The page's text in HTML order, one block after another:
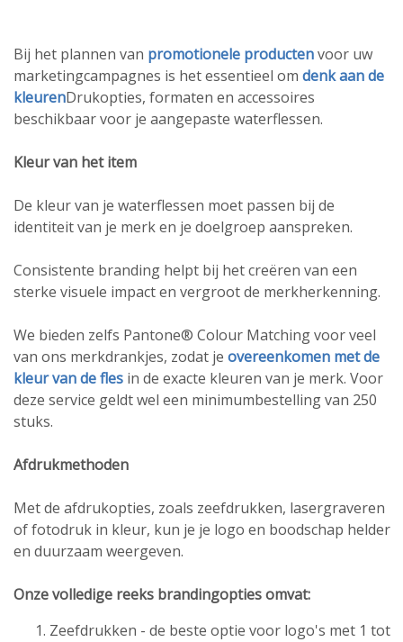
Bij het plannen van promotionele productenvoor uw
marketingcampagnes is het essentieel om denk aan de
kleurenDrukopties, formaten en accessoires
beschikbaar voor je aangepaste waterflessen.
Kleur van het item
De kleur van je waterflessen moet passen bij de
identiteit van je merk en je doelgroep aanspreken.
Consistente branding helpt bij het creëren van een
sterke visuele impact en vergroot de merkherkenning.
We bieden zelfs Pantone® Colour Matching voor veel
van ons merkdrankjes, zodat je overeenkomen met de
kleur van de fles in de exacte kleuren van je merk. Voor
deze service geldt wel een minimumbestelling van 250
stuks.
Afdrukmethoden
Met de afdrukopties, zoals zeefdrukken, lasergraveren
of fotodruk in kleur, kun je je logo en boodschap helder
en duurzaam weergeven.
Onze volledige reeks brandingopties omvat:
Zeefdrukken - de beste optie voor logo's met 1 tot